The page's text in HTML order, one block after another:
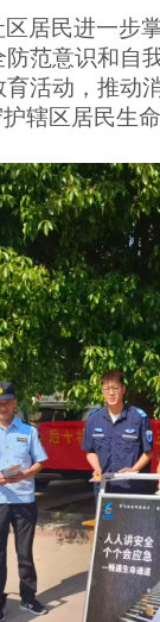
居民进一步
范意识和自
活动，推动
护辖区居民生